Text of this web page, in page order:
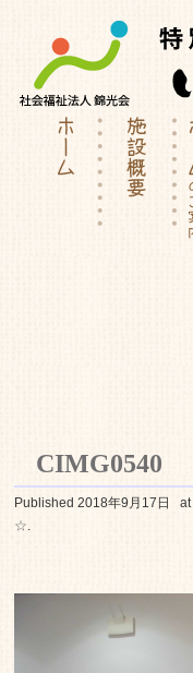
特別養護老
老人ホーム
CIMG0540
Published2018年9月17日
☆.